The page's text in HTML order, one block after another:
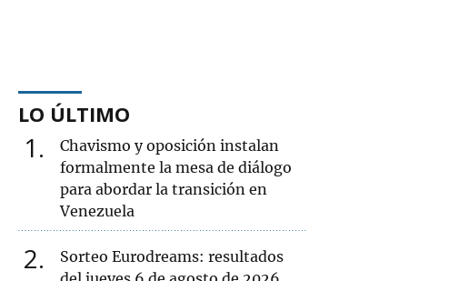
LO ÚLTIMO
1
Chavismo y oposición instalan
formalmente la mesa de diálogo
para abordar la transición en
Venezuela
2
Sorteo Eurodreams: resultados